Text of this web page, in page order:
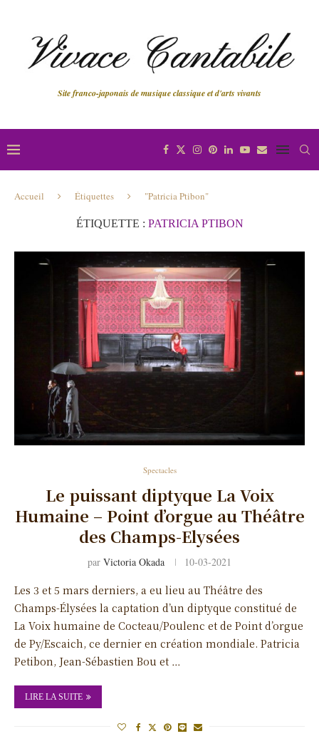
Site franco-japonais de musique classique et d'arts vivants
Accueil Étiquettes "Patricia Ptibon"
ÉTIQUETTE : PATRICIA PTIBON
Spectacles
Le puissant diptyque La Voix
Humaine – Point d’orgue au Théâtre
des Champs-Elysées
par Victoria Okada 10-03-2021
Les 3 et 5 mars derniers, a eu lieu au Théâtre des
Champs-Élysées la captation d’un diptyque constitué de
La Voix humaine de Cocteau/Poulenc et de Point d’orgue
de Py/Escaich, ce dernier en création mondiale. Patricia
Petibon, Jean-Sébastien Bou et …
LIRE LA SUITE